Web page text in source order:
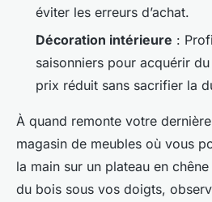
éviter les erreurs d’achat.
Décoration intérieure :
saisonniers pour acquérir
prix réduit sans sacrifier la
À quand remonte votre
magasin de meubles où vous
la main sur un plateau en
du bois sous vos doigts,